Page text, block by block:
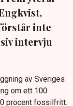
inte
intervju
av Sveriges
om ett 100
procent fossilfritt.